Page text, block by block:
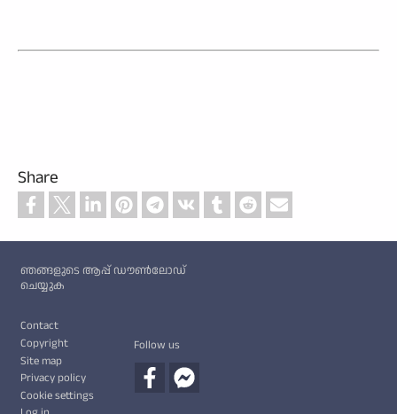
Share
ഞങ്ങളുടെ ആപ്പ് ഡൗൺലോഡ്
ചെയ്യുക
Footer
Contact
Copyright
Site map
Privacy policy
Cookie settings
Follow us